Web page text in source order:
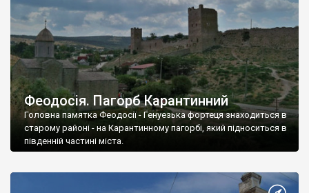
Феодосія. Пагорб Карантинний
Головна памятка Феодосії - Генуезька фортеця знаходиться в
старому районі - на Карантинному пагорбі, який підноситься в
південній частині міста.